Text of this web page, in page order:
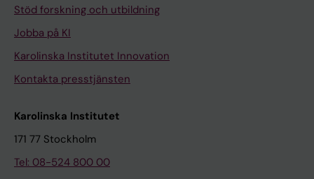
Stöd forskning och utbildning
Jobba på KI
Karolinska Institutet Innovation
Kontakta presstjänsten
Karolinska Institutet
171 77 Stockholm
Tel: 08-524 800 00